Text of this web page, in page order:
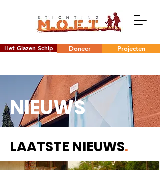
Het Glazen Schip Doneer Projecten
NIEUWS
LAATSTE NIEUWS.